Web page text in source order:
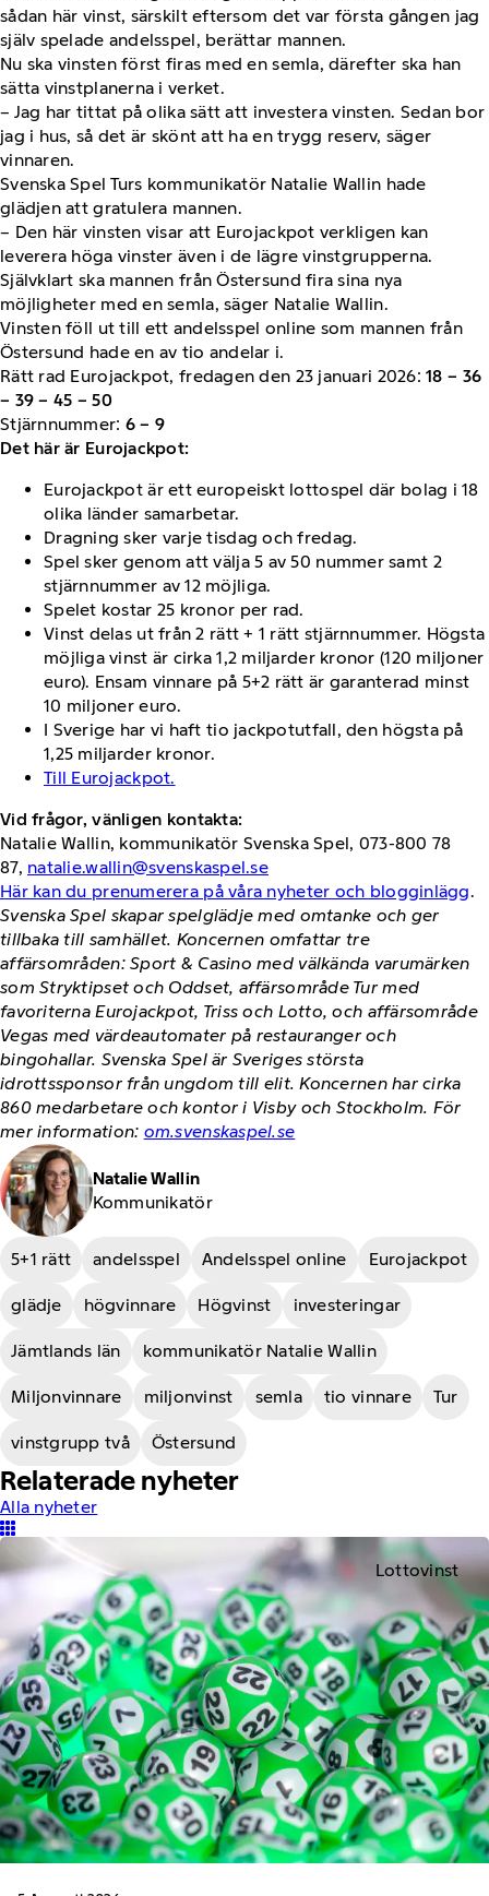
sådan här vinst, särskilt eftersom det var första gången jag
själv spelade andelsspel, berättar mannen.
Nu ska vinsten först firas med en semla, därefter ska han
sätta vinstplanerna i verket.
– Jag har tittat på olika sätt att investera vinsten. Sedan bor
jag i hus, så det är skönt att ha en trygg reserv, säger
vinnaren.
Svenska Spel Turs kommunikatör Natalie Wallin hade
glädjen att gratulera mannen.
– Den här vinsten visar att Eurojackpot verkligen kan
leverera höga vinster även i de lägre vinstgrupperna.
Självklart ska mannen från Östersund fira sina nya
möjligheter med en semla, säger Natalie Wallin.
Vinsten föll ut till ett andelsspel online som mannen från
Östersund hade en av tio andelar i.
Rätt rad Eurojackpot, fredagen den 23 januari 2026:18 – 36
– 39 – 45 – 50
Stjärnnummer: 6 – 9
Det här är Eurojackpot:
Eurojackpot är ett europeiskt lottospel där bolag i 18
olika länder samarbetar.
Dragning sker varje tisdag och fredag.
Spel sker genom att välja 5 av 50 nummer samt 2
stjärnnummer av 12 möjliga.
Spelet kostar 25 kronor per rad.
Vinst delas ut från 2 rätt + 1 rätt stjärnnummer. Högsta
möjliga vinst är cirka 1,2 miljarder kronor (120 miljoner
euro). Ensam vinnare på 5+2 rätt är garanterad minst
10 miljoner euro.
I Sverige har vi haft tio jackpotutfall, den högsta på
1,25 miljarder kronor.
Till Eurojackpot.
Vid frågor, vänligen kontakta:
Natalie Wallin, kommunikatör Svenska Spel, 073-800 78
87, natalie.wallin@svenskaspel.se
Här kan du prenumerera på våra nyheter och blogginlägg.
Svenska Spel skapar spelglädje med omtanke och ger
tillbaka till samhället. Koncernen omfattar tre
affärsområden: Sport & Casino med välkända varumärken
som Stryktipset och Oddset, affärsområde Tur med
favoriterna Eurojackpot, Triss och Lotto, och affärsområde
Vegas med värdeautomater på restauranger och
bingohallar. Svenska Spel är Sveriges största
idrottssponsor från ungdom till elit. Koncernen har cirka
860 medarbetare och kontor i Visby och Stockholm. För
mer information: om.svenskaspel.se
Kommunikatör
Natalie Wallin
5+1 rätt andelsspel Andelsspel online Eurojackpot
glädje högvinnare Högvinst investeringar
Jämtlands län kommunikatör Natalie Wallin
Miljonvinnare miljonvinst semla tio vinnare Tur
vinstgrupp två Östersund
Relaterade nyheter
Alla nyheter
Lottovinst